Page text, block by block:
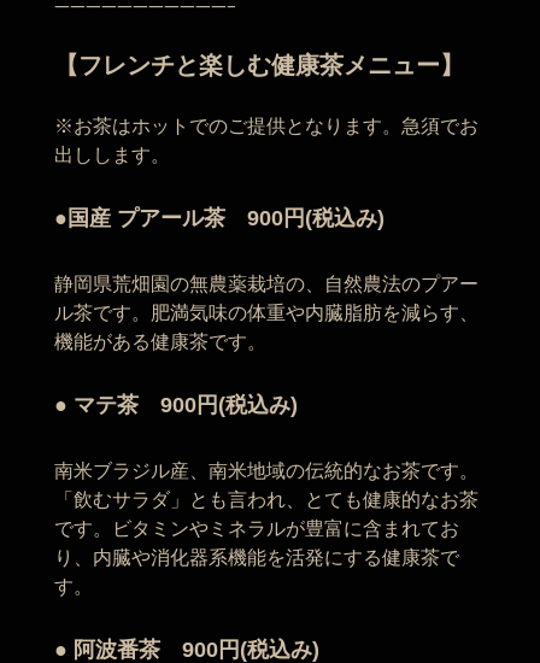
———————————–
【フレンチと楽しむ健康茶メニュー】
※お茶はホットでのご提供となります。急須でお
出しします。
●国産 プアール茶 900円(税込み)
静岡県荒畑園の無農薬栽培の、自然農法のプアー
ル茶です。肥満気味の体重や内臓脂肪を減らす、
機能がある健康茶です。
● マテ茶 900 円(税込み)
南米ブラジル産、南米地域の伝統的なお茶です。
「飲むサラダ」とも言われ、とても健康的なお茶
です。ビタミンやミネラルが豊富に含まれてお
り、内臓や消化器系機能を活発にする健康茶で
す。
● 阿波番茶 900円(税込み)